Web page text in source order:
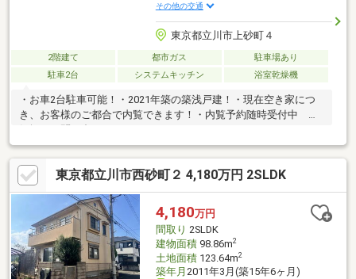
その他の交通
東京都立川市上砂町４
2階建て 都市ガス
駐車場あり
駐車2台
システムキッチン 浴室乾燥機
・お車2台駐車可能！・2021年築の築浅戸建！・現在空き家につ
き、お客様のご都合で内覧できます！・内覧予約随時受付中 お
東京都立川市西砂町２ 4,180万円 2SLDK
4,180万円
間取り 2SLDK
建物面積98.86m2
土地面積123.64m2
築年月 2011年3月(築15年6ヶ月)